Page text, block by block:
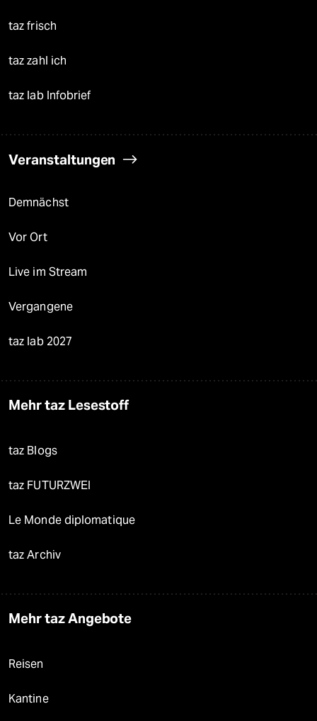
taz frisch
taz zahl ich
taz lab Infobrief
Veranstaltungen
Demnächst
Vor Ort
Live im Stream
Vergangene
taz lab 2027
Mehr taz Lesestoff
taz Blogs
taz FUTURZWEI
Le Monde diplomatique
taz Archiv
Mehr taz Angebote
Reisen
Kantine